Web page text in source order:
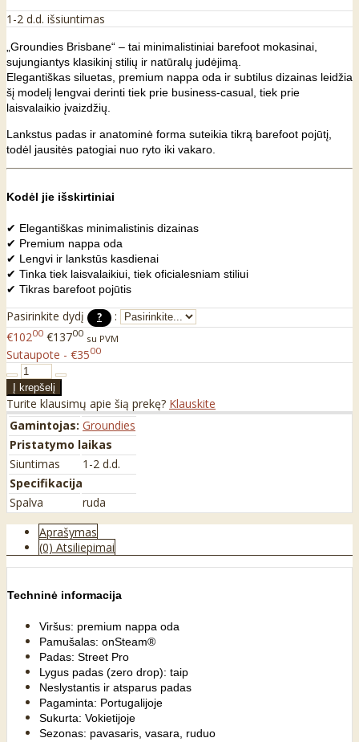
1-2 d.d. išsiuntimas
„Groundies Brisbane“ – tai minimalistiniai barefoot mokasinai,
sujungiantys klasikinį stilių ir natūralų judėjimą.
Elegantiškas siluetas, premium nappa oda ir subtilus dizainas leidžia
šį modelį lengvai derinti tiek prie business-casual, tiek prie
laisvalaikio įvaizdžių.
Lankstus padas ir anatominė forma suteikia tikrą barefoot pojūtį,
todėl jausitės patogiai nuo ryto iki vakaro.
Kodėl jie išskirtiniai
✔ Elegantiškas minimalistinis dizainas
✔ Premium nappa oda
✔ Lengvi ir lankstūs kasdienai
✔ Tinka tiek laisvalaikiui, tiek oficialesniam stiliui
✔ Tikras barefoot pojūtis
Pasirinkite dydį ?
:
€10200 €13700 su PVM
Sutaupote - €3500
Turite klausimų apie šią prekę? Klauskite
Gamintojas: Groundies
Pristatymo laikas
Siuntimas
1-2 d.d.
Specifikacija
Spalva
ruda
Aprašymas
(0) Atsiliepimai
Techninė informacija
Viršus: premium nappa oda
Pamušalas: onSteam®
Padas: Street Pro
Lygus padas (zero drop): taip
Neslystantis ir atsparus padas
Pagaminta: Portugalijoje
Sukurta: Vokietijoje
Sezonas: pavasaris, vasara, ruduo